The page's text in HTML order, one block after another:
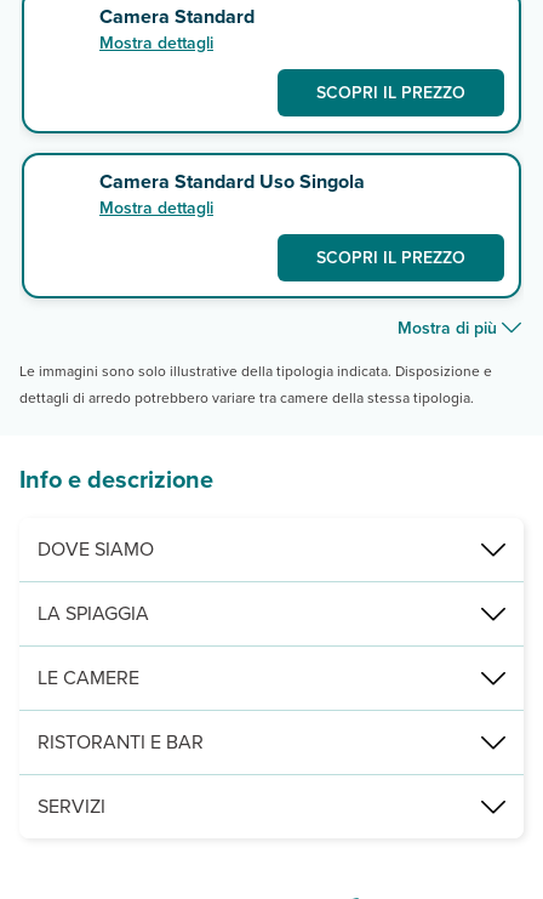
Camera Standard
Mostra dettagli
SCOPRI IL PREZZO
Camera Standard Uso Singola
Mostra dettagli
SCOPRI IL PREZZO
Mostra di più
Le immagini sono solo illustrative della tipologia indicata. Disposizione e
dettagli di arredo potrebbero variare tra camere della stessa tipologia.
Info e descrizione
DOVE SIAMO
a 350 m dalla Scala del Turchi, 12 km dalla Valle dei Templi e
LA SPIAGGIA
spiaggia presso lo stabilimento balneare convenzionato,
LE CAMERE
45 camere, caratterizzate da colori tenuti e da uno stile
RISTORANTI E BAR
1 ristorante principale fonde gastronomia tradizionale locale a
SERVIZI